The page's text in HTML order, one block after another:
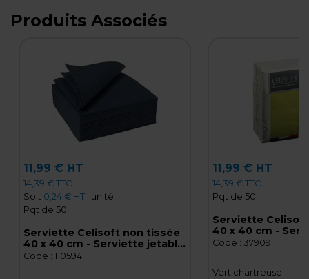
Produits Associés
11,99 € HT
14,39 € TTC
Soit 0,24 € HTl'unité
Pqt de 50
Serviette Celisoft non tissée
40 x 40 cm - Serviette jetable
- Serviette de table papier -
Code : 110594
11,99 € HT
14,39 € TTC
Pqt de 50
Serviette
40 x 40 cm -
- Serviette de
Code : 37909
Vert chartreuse